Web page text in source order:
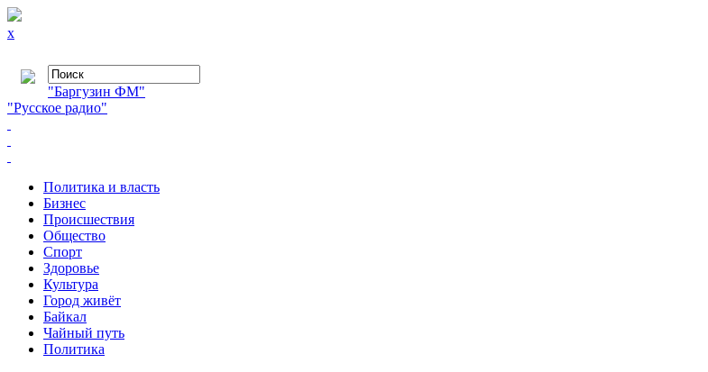
x
"Баргузин ФМ"
"Русское радио"
Политика и власть
Бизнес
Происшествия
Общество
Cпорт
Здоровье
Культура
Город живёт
Байкал
Чайный путь
Политика